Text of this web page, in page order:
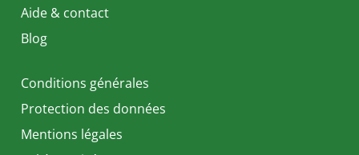
Aide & contact
Blog
Conditions générales
Protection des données
Mentions légales